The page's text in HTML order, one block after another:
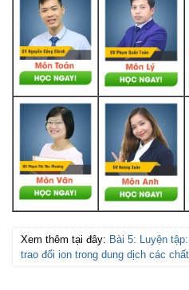
Xem thêm tại đây: Bài 5: Luyện
trao đổi ion trong dung dịch các